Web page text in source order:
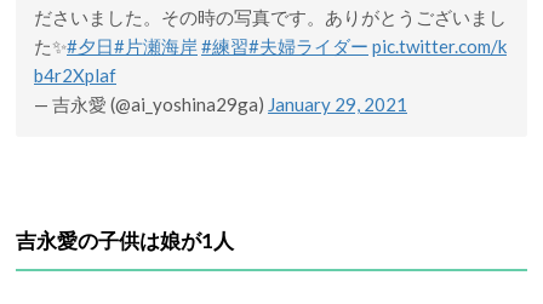
ださいました。その時の写真です。ありがとうございまし
た✨#夕日#片瀬海岸#練習#夫婦ライダー pic.twitter.com/k
b4r2Xplaf
— 吉永愛 (@ai_yoshina29ga) January 29, 2021
吉永愛の子供は娘が1人